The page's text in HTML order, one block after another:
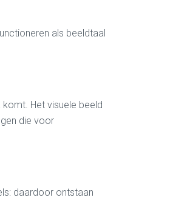
als beeldtaal
komt. Het visuele beeld
die voor
daardoor ontstaan